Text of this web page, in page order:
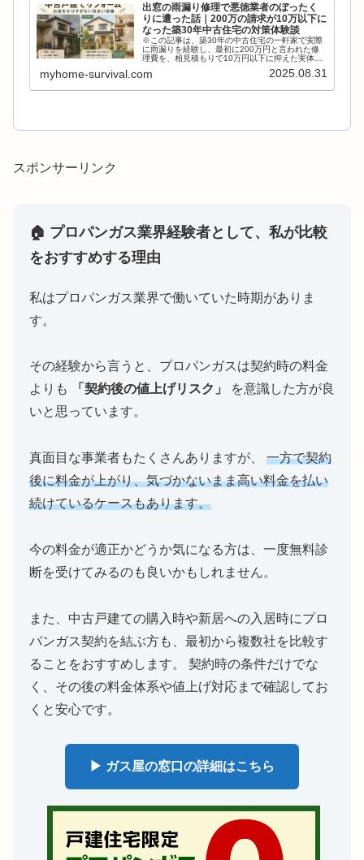
出窓の雨漏り修理で悪徳業者のぼったく
りに遭った話｜200万の請求が10万以下に
なった築30年中古住宅の対策体験談
※この記事は、築30年の中古住宅の一軒家で実際
に雨漏りを経験し、最初に200万円と言われた修
理費を、相見積もりで10万円以下に抑えた実体験
て深くは述べませんが、少しの手間を惜しまない
myhome-survival.com 2025.08.31
スポンサーリンク
🏠 プロパンガス業界経験者として、私が比較
をおすすめする理由
私はプロパンガス業界で働いていた時期がありま
す。
その経験から言うと、プロパンガスは契約時の料金
よりも
「契約後の値上げリスク」
を意識した方が良
いと思っています。
真面目な事業者もたくさんありますが、 一方で契約
後に料金が上がり、気づかないまま高い料金を払い
続けているケースもあります。
今の料金が適正かどうか気になる方は、一度無料診
断を受けてみるのも良いかもしれません。
また、中古戸建ての購入時や新居への入居時にプロ
パンガス契約を結ぶ方も、最初から複数社を比較す
ることをおすすめします。 契約時の条件だけでな
く、その後の料金体系や値上げ対応まで確認してお
くと安心です。
▶ ガス屋の窓口の詳細はこちら